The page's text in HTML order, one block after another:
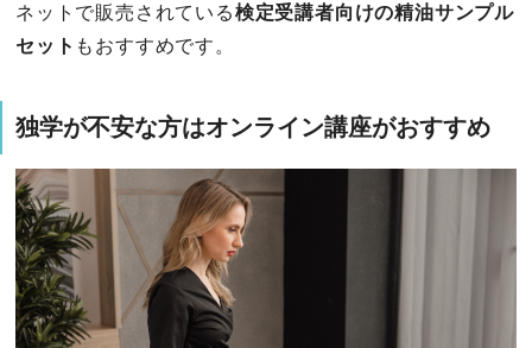
ネットで販売されている検定受講者向けの精油サンプル
セット もおすすめです。
独学が不安な方はオンライン講座がおすすめ